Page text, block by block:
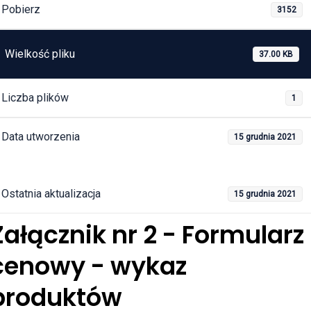
Pobierz 3152
Wielkość pliku 37.00 KB
Liczba plików 1
Data utworzenia 15 grudnia 2021
Ostatnia aktualizacja 15 grudnia 2021
nr 2 - Formularz
- wykaz